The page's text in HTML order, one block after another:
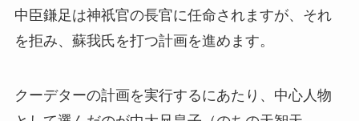
中臣鎌足は神祇官の長官に任命されますが、それ
を拒み、蘇我氏を打つ計画を進めます。
クーデターの計画を実行するにあたり、中心人物